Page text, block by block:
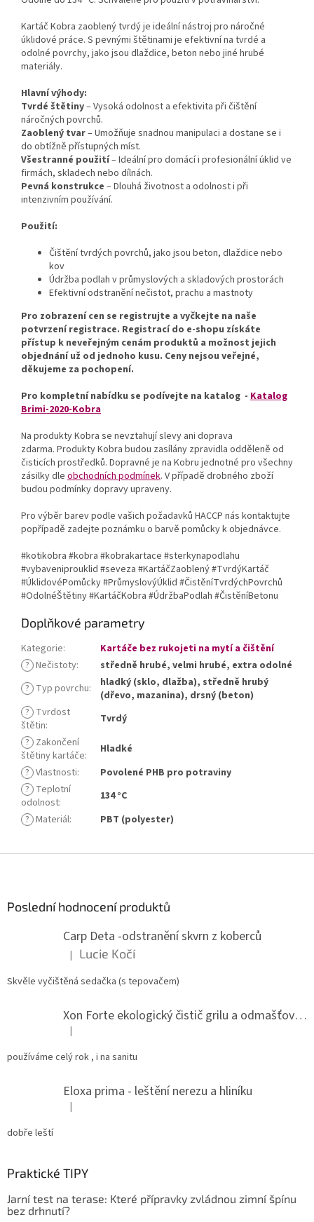
Kartáč Kobra zaoblený tvrdý je ideální nástroj pro náročné
úklidové práce. S pevnými štětinami je efektivní na tvrdé a
odolné povrchy, jako jsou dlaždice, beton nebo jiné hrubé
materiály.
Hlavní výhody:
Tvrdé štětiny– Vysoká odolnost a efektivita při čištění
náročných povrchů.
Zaoblený tvar– Umožňuje snadnou manipulaci a dostane se i
do obtížně přístupných míst.
Všestranné použití– Ideální pro domácí i profesionální úklid ve
firmách, skladech nebo dílnách.
Pevná konstrukce – Dlouhá životnost a odolnost i při
intenzivním používání.
Použití:
Čištění tvrdých povrchů, jako jsou beton, dlaždice nebo
kov
Údržba podlah v průmyslových a skladových prostorách
Efektivní odstranění nečistot, prachu a mastnoty
Pro zobrazení cen se registrujte a vyčkejte na naše
potvrzení registrace. Registrací do e-shopu získáte
přístup k neveřejným cenám produktů a možnost jejich
objednání už od jednoho kusu. Ceny nejsou veřejné,
děkujeme za pochopení.
Pro kompletní nabídku se podívejte na katalog - Katalog
Brimi-2020-Kobra
Na produkty Kobra se nevztahují slevy ani doprava
zdarma. Produkty Kobra budou zasílány zpravidla odděleně od
čisticích prostředků. Dopravné je na Kobru jednotné pro všechny
zásilky dle obchodních podmínek. V případě drobného zboží
budou podmínky dopravy upraveny.
Pro výběr barev podle vašich požadavků HACCP nás kontaktujte
popřípadě zadejte poznámku o barvě pomůcky k objednávce.
#kotikobra #kobra #kobrakartace #sterkynapodlahu
#vybaveniprouklid #seveza #KartáčZaoblený #TvrdýKartáč
#ÚklidovéPomůcky #PrůmyslovýÚklid #ČistěníTvrdýchPovrchů
#OdolnéŠtětiny #KartáčKobra #ÚdržbaPodlah #ČistěníBetonu
Doplňkové parametry
Kategorie:
Kartáče bez rukojeti na mytí a čištění
? Nečistoty:
středně hrubé, velmi hrubé, extra odolné
? Typ povrchu:
hladký (sklo, dlažba), středně hrubý
(dřevo, mazanina), drsný (beton)
? Tvrdost
štětin:
Tvrdý
? Zakončení
štětiny kartáče:
Hladké
? Vlastnosti:
Povolené PHB pro potraviny
? Teplotní
odolnost:
134 °C
? Materiál: PBT (polyester)
Poslední hodnocení produktů
Carp Deta -odstranění skvrn z koberců
Hodnocení produktu je 5 z 5 hvězdiček.
| Lucie Kočí
Skvěle vyčištěná sedačka (s tepovačem)
Xon Forte ekologický čistič grilu a odmašťovač do kuchyně
Hodnocení produktu je 5 z 5 hvězdiček.
|
používáme celý rok , i na sanitu
Eloxa prima - leštění nerezu a hliníku
Hodnocení produktu je 5 z 5 hvězdiček.
|
dobře leští
Praktické TIPY
Jarní test na terase: Které přípravky zvládnou zimní špínu
bez drhnutí?